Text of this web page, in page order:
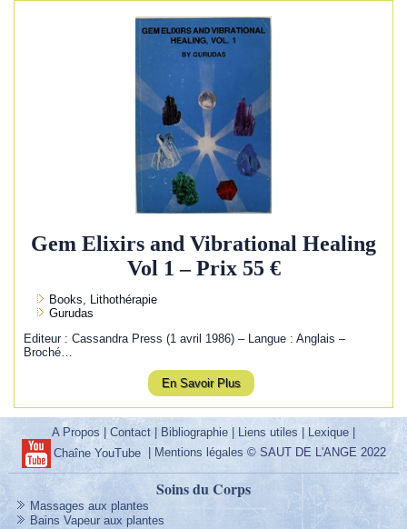
Gem Elixirs and Vibrational Healing
Vol 1 – Prix 55 €
Books, Lithothérapie
Gurudas
Editeur : Cassandra Press (1 avril 1986) – Langue : Anglais –
Broché…
En Savoir Plus
A Propos |Contact | Bibliographie | Liens utiles| Lexique |
Chaîne YouTube| Mentions légales © SAUT DE L'ANGE 2022
Soins du Corps
Massages aux plantes
Bains Vapeur aux plantes